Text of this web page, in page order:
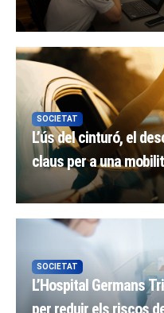
SOCIETAT
L’ús del cinturó, el
claus per a una
SOCIETAT
L’Hospital Germans
per reduir els riscos